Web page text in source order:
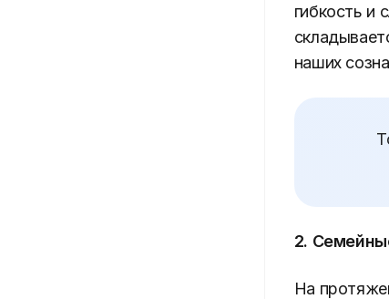
гибкость и
наших
2.
На